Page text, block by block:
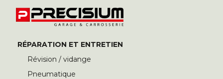
RÉPARATION ET ENTRETIEN
Révision / vidange
Pneumatique